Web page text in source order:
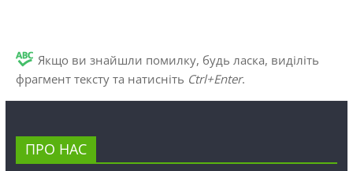
Якщо ви знайшли помилку, будь ласка, виділіть
фрагмент тексту та натисніть Ctrl+Enter.
ПРО НАС